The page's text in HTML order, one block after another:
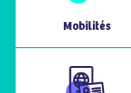
Mobilités